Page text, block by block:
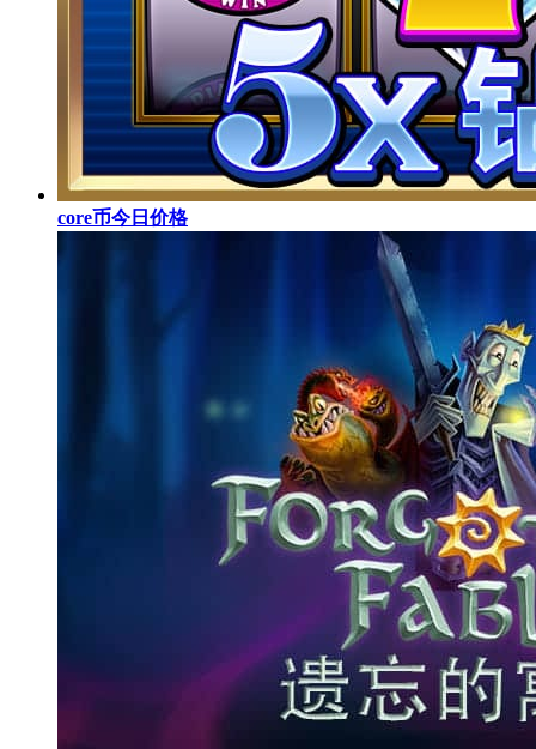
core币今日价格